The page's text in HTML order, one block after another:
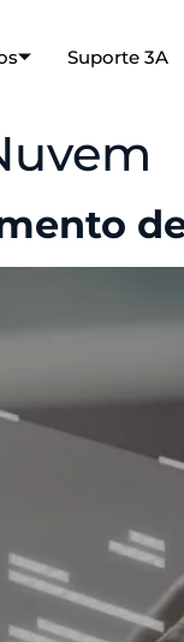
Suporte 3A